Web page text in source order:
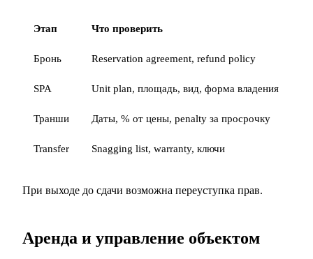
Этап Что проверить
Бронь Reservation agreement, refund policy
SPA Unit plan, площадь, вид, форма владения
Транши Даты, % от цены, penalty за просрочку
Transfer Snagging list, warranty, ключи
При выходе до сдачи возможна переуступка прав.
Аренда и управление объектом